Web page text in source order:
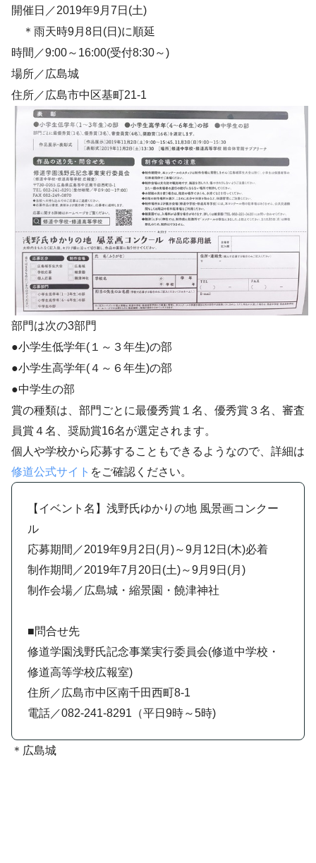
開催日／2019年9月7日(土)
＊雨天時9月8日(日)に順延
時間／9:00～16:00(受付8:30～)
場所／広島城
住所／広島市中区基町21-1
部門は次の3部門
●小学生低学年(１～３年生)の部
●小学生高学年(４～６年生)の部
●中学生の部
賞の種類は、部門ごとに最優秀賞１名、優秀賞３名、審査
員賞４名、奨励賞16名が選定されます。
個人や学校から応募することもできるようなので、詳細は
修道公式サイト をご確認ください。
【イベント名】浅野氏ゆかりの地 風景画コンクー
ル
応募期間／2019年9月2日(月)～9月12日(木)必着
制作期間／2019年7月20日(土)～9月9日(月)
制作会場／広島城・縮景園・饒津神社
■問合せ先
修道学園浅野氏記念事業実行委員会(修道中学校・
修道高等学校広報室)
住所／広島市中区南千田西町8-1
電話／082-241-8291（平日9時～5時)
＊広島城